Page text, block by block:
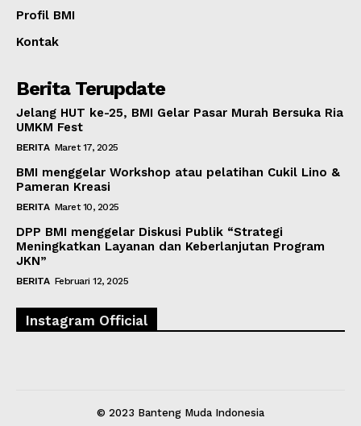
Profil BMI
Kontak
Berita Terupdate
Jelang HUT ke-25, BMI Gelar Pasar Murah Bersuka Ria
UMKM Fest
BERITA Maret 17, 2025
BMI menggelar Workshop atau pelatihan Cukil Lino &
Pameran Kreasi
BERITA Maret 10, 2025
DPP BMI menggelar Diskusi Publik “Strategi
Meningkatkan Layanan dan Keberlanjutan Program
JKN”
BERITA Februari 12, 2025
Instagram Official
© 2023 Banteng Muda Indonesia